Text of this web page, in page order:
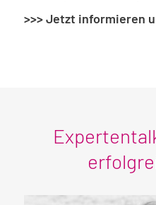
>>> Jetzt informieren